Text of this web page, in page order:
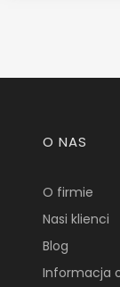
Linki w
O NAS
O firmie
Nasi klienci
Blog
Informacja